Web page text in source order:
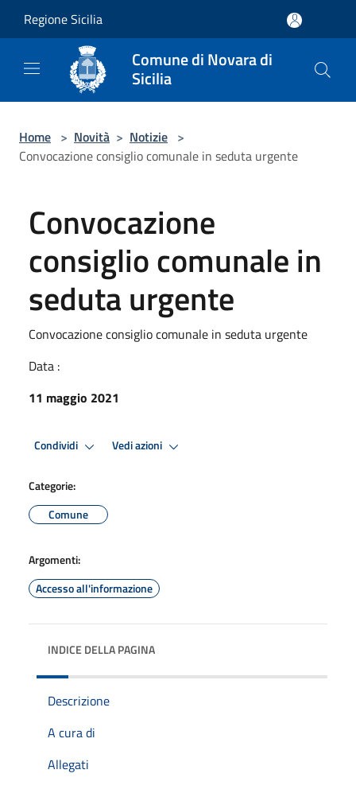
Regione Sicilia
Comune di Novara di
Sicilia
Home > Novità > Notizie >
Convocazione consiglio comunale in seduta urgente
Convocazione
consiglio comunale in
seduta urgente
Convocazione consiglio comunale in seduta urgente
Data :
11 maggio 2021
Condividi Vedi azioni
Categorie:
Comune
Argomenti:
Accesso all'informazione
INDICE DELLA PAGINA
Descrizione
A cura di
Allegati